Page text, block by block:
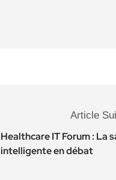
Article
Healthcare IT Forum : La
intelligente en débat